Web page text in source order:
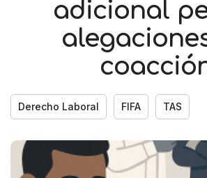
adicional
Derecho Laboral FIFA TAS